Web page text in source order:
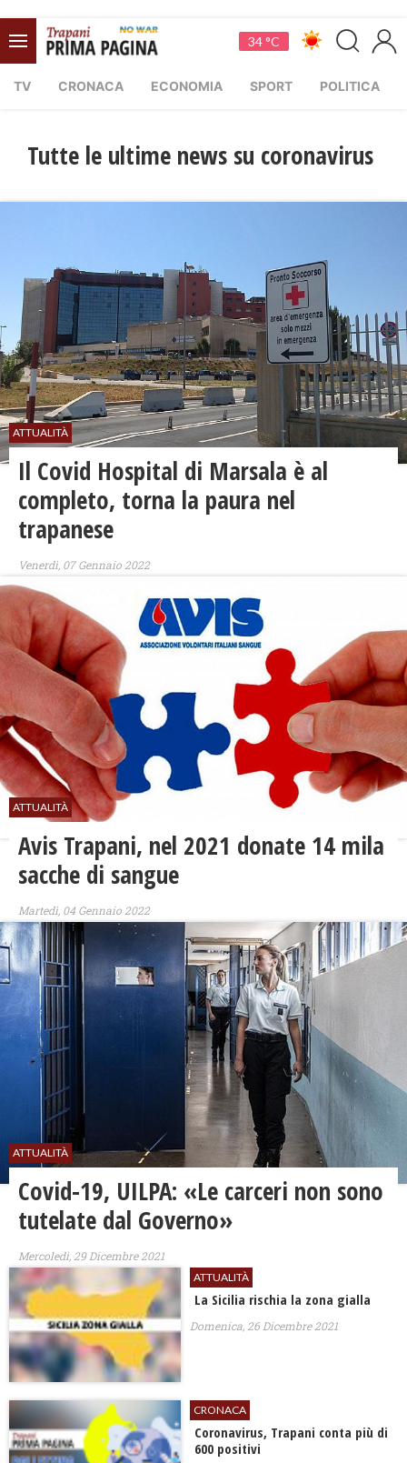
34 °C
TV CRONACA ECONOMIA SPORT POLITICA
Tutte le ultime news su coronavirus
ATTUALITÀ
Il Covid Hospital di Marsala è al
completo, torna la paura nel
trapanese
Venerdì, 07 Gennaio 2022
ATTUALITÀ
Avis Trapani, nel 2021 donate 14 mila
sacche di sangue
Martedì, 04 Gennaio 2022
ATTUALITÀ
Covid-19, UILPA: «Le carceri non sono
tutelate dal Governo»
Mercoledì, 29 Dicembre 2021
ATTUALITÀ
La Sicilia rischia la zona gialla
Domenica, 26 Dicembre 2021
CRONACA
Coronavirus, Trapani conta più di
600 positivi